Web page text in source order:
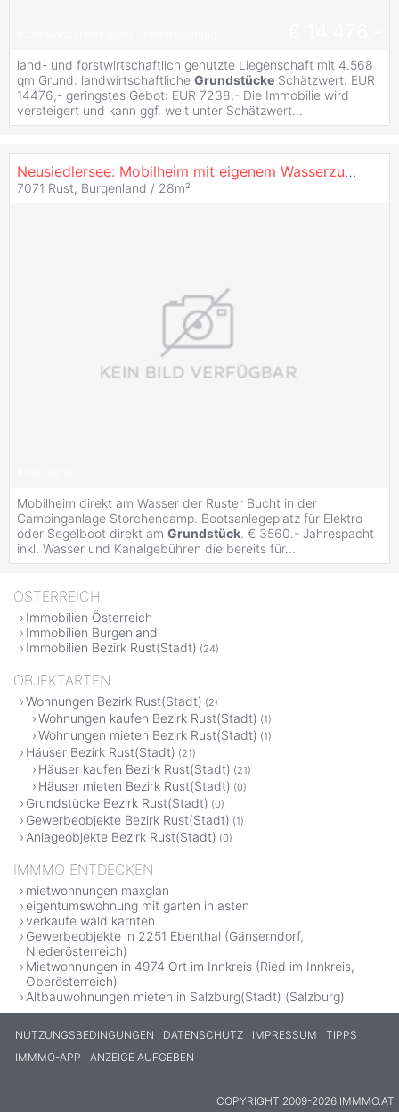
land- und forstwirtschaftlich genutzte Liegenschaft mit 4.568
qm Grund: landwirtschaftliche Grundstücke Schätzwert: EUR
14476,- geringstes Gebot: EUR 7238,- Die Immobilie wird
versteigert und kann ggf. weit unter Schätzwert...
Neusiedlersee: Mobilheim mit eigenem Wasserzugang und Bootsanlegestelle
7071 Rust, Burgenland / 28m²
Mobilheim direkt am Wasser der Ruster Bucht in der
Campinganlage Storchencamp. Bootsanlegeplatz für Elektro
oder Segelboot direkt am Grundstück. € 3560.- Jahrespacht
inkl. Wasser und Kanalgebühren die bereits für...
ÖSTERREICH
Immobilien Österreich
Immobilien Burgenland
Immobilien Bezirk Rust(Stadt) (24)
OBJEKTARTEN
Wohnungen Bezirk Rust(Stadt) (2)
Wohnungen kaufen Bezirk Rust(Stadt) (1)
Wohnungen mieten Bezirk Rust(Stadt) (1)
Häuser Bezirk Rust(Stadt) (21)
Häuser kaufen Bezirk Rust(Stadt) (21)
Häuser mieten Bezirk Rust(Stadt) (0)
Grundstücke Bezirk Rust(Stadt) (0)
Gewerbeobjekte Bezirk Rust(Stadt) (1)
Anlageobjekte Bezirk Rust(Stadt) (0)
IMMMO ENTDECKEN
mietwohnungen maxglan
eigentumswohnung mit garten in asten
verkaufe wald kärnten
Gewerbeobjekte in 2251 Ebenthal (Gänserndorf,
Niederösterreich)
Mietwohnungen in 4974 Ort im Innkreis (Ried im Innkreis,
Oberösterreich)
Altbauwohnungen mieten in Salzburg(Stadt) (Salzburg)
NUTZUNGSBEDINGUNGEN DATENSCHUTZ IMPRESSUM
TIPPS
IMMMO-APP
ANZEIGE AUFGEBEN
COPYRIGHT 2009-2026 IMMMO.AT